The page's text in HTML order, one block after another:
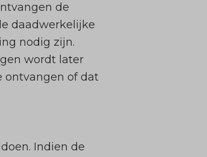
de
daadwerkelijke
nodig zijn.
wordt later
ontvangen of dat
Indien de